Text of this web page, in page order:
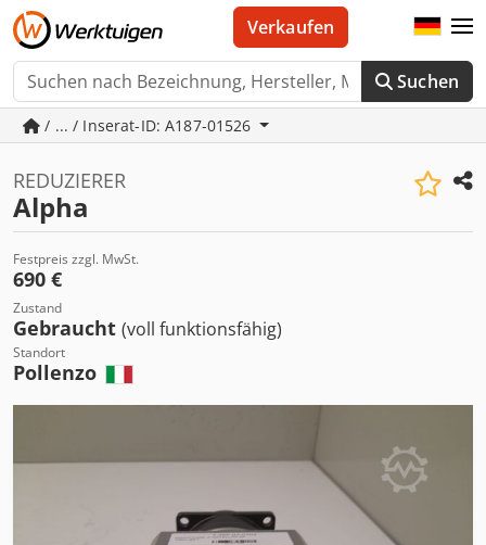
Suchen
Verkaufen
/ ... / Inserat-ID: A187-01526
REDUZIERER
Alpha
Festpreis zzgl. MwSt.
690 €
Zustand
Gebraucht (voll funktionsfähig)
Standort
Pollenzo